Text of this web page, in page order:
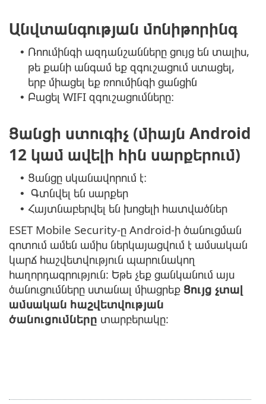
Անվտանգության մոնիթորինգ
• Ռոումինգի ազդանշանները ցույց են տալիս,
թե քանի անգամ եք զգուշացում ստացել,
երբ միացել եք ռոումինգի ցանցին
• Բացել WIFI զգուշացումները։
Ցանցի ստուգիչ (միայն Android
12 կամ ավելի հին սարքերում)
• Ցանցը սկանավորում է։
• Գտնվել են սարքեր
• Հայտնաբերվել են խոցելի հատվածներ
ESET Mobile Security-ը Android-ի ծանուցման
գոտում ամեն ամիս ներկայացվում է ամսական
կարճ հաշվետվություն պարունակող
հաղորդագրություն: Եթե չեք ցանկանում այս
ծանուցումները ստանալ միացրեք Ցույց չտալ
ամսական հաշվետվության
ծանուցումները տարբերակը: